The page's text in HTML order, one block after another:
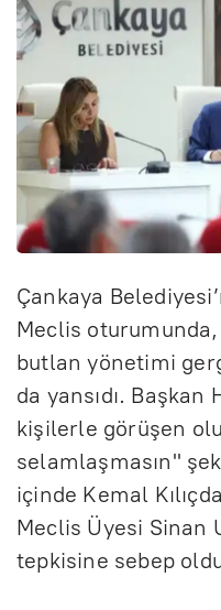
Çankaya
Meclis
butlan yönetimi
da yansıdı. Başkan
kişilerle görüşen
selamlaşmasın"
içinde Kemal
Meclis Üyesi Sinan
tepkisine sebep